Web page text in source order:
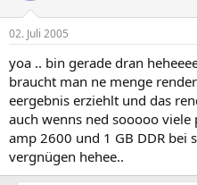
02. Juli 2005
yoa .. bin gerade dran
braucht man ne menge
eergebnis erziehlt und das
auch wenns ned sooooo
amp 2600 und 1 GB DDR bei
vergnügen hehee..